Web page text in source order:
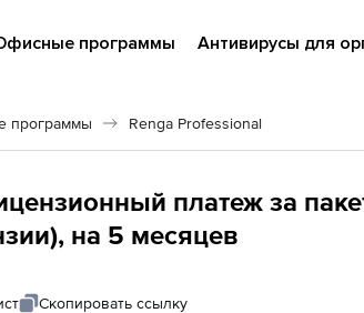
программы Антивирусы для
программы Renga Professional
платеж за
на 5 месяцев
Скопировать ссылку